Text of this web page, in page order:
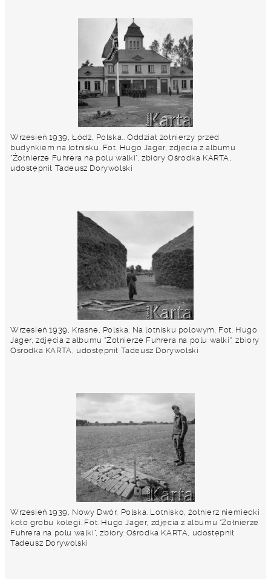
Wrzesień 1939, Łódź, Polska.. Oddział żołnierzy przed
budynkiem na lotnisku. Fot. Hugo Jager, zdjęcia z albumu
"Żołnierze Fuhrera na polu walki", zbiory Ośrodka KARTA,
udostępnił Tadeusz Dorywolski
Wrzesień 1939, Krasne, Polska. Na lotnisku polowym. Fot. Hugo
Jager, zdjęcia z albumu "Żołnierze Fuhrera na polu walki", zbiory
Ośrodka KARTA, udostępnił Tadeusz Dorywolski
Wrzesień 1939, Nowy Dwór, Polska. Lotnisko, żołnierz niemiecki
koło grobu kolegi. Fot. Hugo Jager, zdjęcia z albumu "Żołnierze
Fuhrera na polu walki", zbiory Ośrodka KARTA, udostępnił
Tadeusz Dorywolski